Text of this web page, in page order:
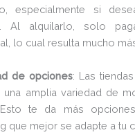
especialmente si
Al alquilarlo, solo
lo cual resulta mucho
de opciones: Las
una amplia variedad de
te da más
que mejor se adapte a tu